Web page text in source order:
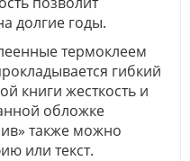
долгие годы.
термоклеем
гибкий
книги жесткость и
обложке
также можно
или текст.